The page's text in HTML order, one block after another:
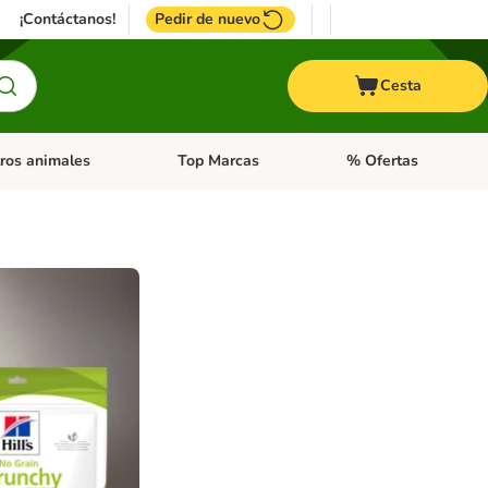
¡Contáctanos! Pedir de nuevo
Cesta
Roedores y +
de categoria abierto: Pájaros
animales Menú de categoria abierto: Otros animales
Top Marcas Menú de categoria
% Ofertas